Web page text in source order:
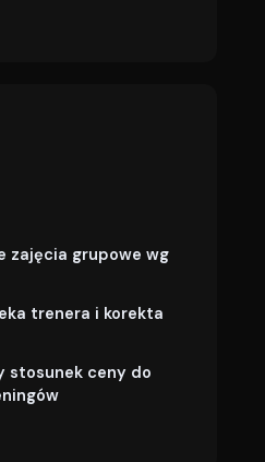
zajęcia grupowe wg
trenera i korekta
stosunek ceny do